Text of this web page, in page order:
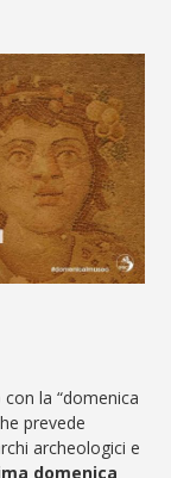
la “domenica
prevede
archeologici e
domenica